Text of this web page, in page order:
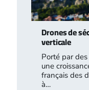
Drones de
verticale
Porté par
une
français des
à…